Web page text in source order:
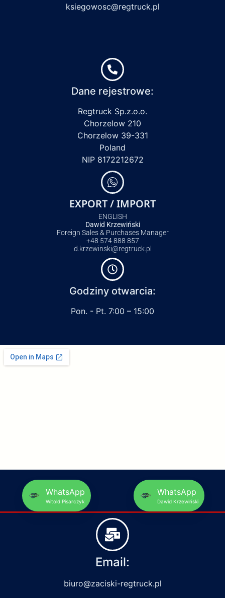
ksiegowosc@regtruck.pl
Dane rejestrowe:
Regtruck Sp.z.o.o.
Chorzelow 210
Chorzelow 39-331
Poland
NIP 8172212672
EXPORT / IMPORT
ENGLISH
Dawid Krzewiński
Foreign Sales & Purchases Manager
+48 574 888 857
d.krzewinski@regtruck.pl
Godziny otwarcia:
Pon. - Pt. 7:00 – 15:00
WhatsApp
Witold Pisarczyk
WhatsApp
Dawid Krzewiński
Email:
biuro@zaciski-regtruck.pl